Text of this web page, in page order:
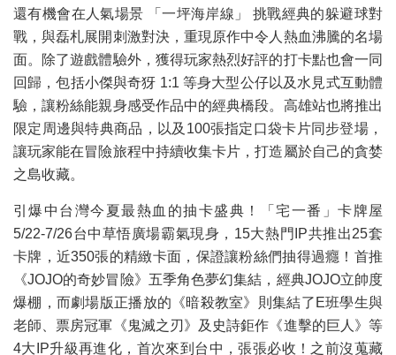
還有機會在人氣場景 「一坪海岸線」 挑戰經典的躲避球對
戰，與磊札展開刺激對決，重現原作中令人熱血沸騰的名場
面。除了遊戲體驗外，獲得玩家熱烈好評的打卡點也會一同
回歸，包括小傑與奇犽 1:1 等身大型公仔以及水見式互動體
驗，讓粉絲能親身感受作品中的經典橋段。高雄站也將推出
限定周邊與特典商品，以及100張指定口袋卡片同步登場，
讓玩家能在冒險旅程中持續收集卡片，打造屬於自己的貪婪
之島收藏。
引爆中台灣今夏最熱血的抽卡盛典！「宅一番」卡牌屋
5/22-7/26台中草悟廣場霸氣現身，15大熱門IP共推出25套
卡牌，近350張的精緻卡面，保證讓粉絲們抽得過癮！首推
《JOJO的奇妙冒險》五季角色夢幻集結，經典JOJO立帥度
爆棚，而劇場版正播放的《暗殺教室》則集結了E班學生與
老師、票房冠軍《鬼滅之刃》及史詩鉅作《進擊的巨人》等
4大IP升級再進化，首次來到台中，張張必收！之前沒蒐藏